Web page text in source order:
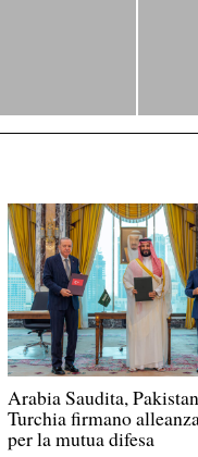
Arabia Saudita,
Turchia firmano
per la mutua difesa